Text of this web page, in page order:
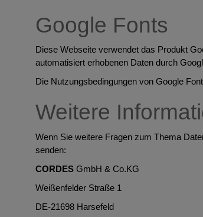
Google Fonts
Diese Webseite verwendet das Produkt
automatisiert erhobenen Daten durch
Die Nutzungsbedingungen von Google
Weitere
Wenn Sie weitere Fragen zum Thema
senden:
CORDES GmbH & Co.KG
Weißenfelder Straße 1
DE-21698 Harsefeld